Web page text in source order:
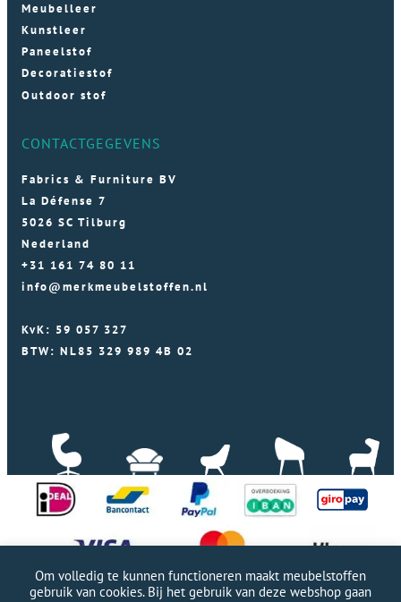
Meubelleer
Kunstleer
Paneelstof
Decoratiestof
Outdoor stof
CONTACTGEGEVENS
Fabrics & Furniture BV
La Défense 7
5026 SC Tilburg
Nederland
+31 161 74 80 11
info@merkmeubelstoffen.nl
KvK: 59 057 327
BTW: NL85 329 989 4B 02
Om volledig te kunnen functioneren maakt meubelstoffen
gebruik van cookies. Bij het gebruik van deze webshop gaan